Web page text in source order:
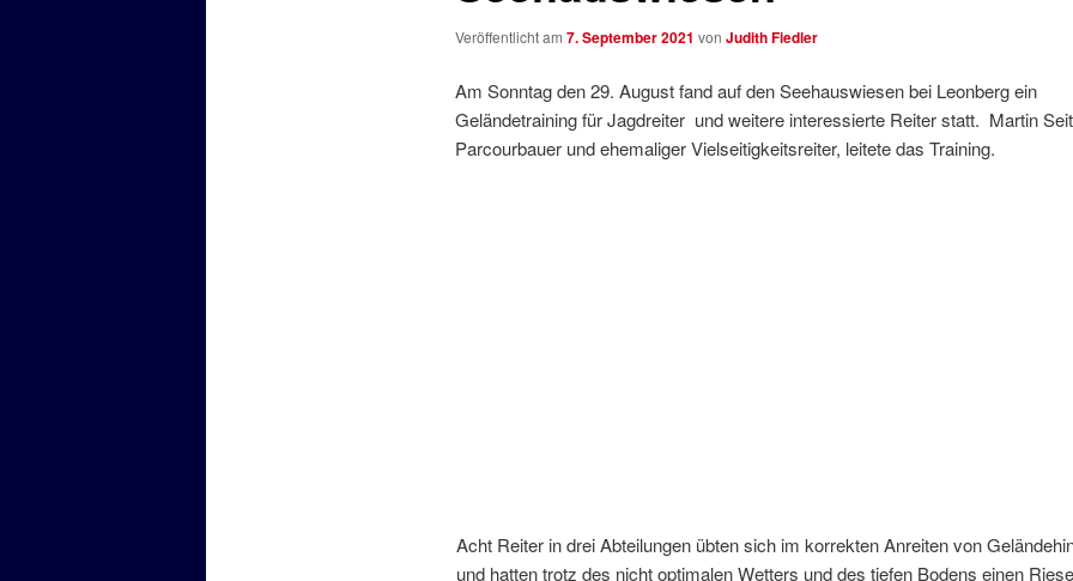
Veröffentlicht am 7. September 2021 von Judith Fiedler
Am Sonntag den 29. August fand auf den Seehauswiesen bei Leonberg ein
Geländetraining für Jagdreiter und weitere interessierte Reiter statt. Martin
Parcourbauer und ehemaliger Vielseitigkeitsreiter, leitete das Training.
Acht Reiter in drei Abteilungen übten sich im korrekten Anreiten von
und hatten trotz des nicht optimalen Wetters und des tiefen Bodens einen